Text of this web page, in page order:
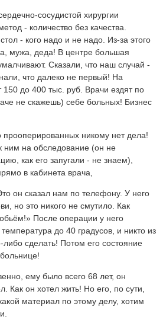
сосудистой хирургии
- количество без качества.
- кого надо и не надо. Из-за этого
мужа, деда! В центре большая
Сказали, что наш случай -
что далеко не первый! На
до 400 тыс. руб. Врачи ездят по
не скажешь) себе больных! Бизнес
прооперированных никому нет дела!
ним на обследование (он не
как его запугали - не знаем),
в кабинета врача,
он сказал нам по телефону. У него
но это никого не смутило. Как
После операции у него
до 40 градусов, и никто из
либо сделать! Потом его состояние
ему было всего 68 лет, он
Как он хотел жить! Но его, по сути,
материал по этому делу, хотим